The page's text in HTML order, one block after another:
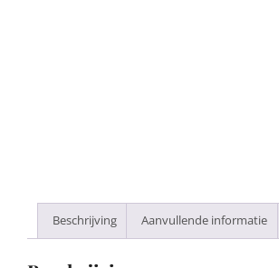
Beschrijving Aanvullende informatie